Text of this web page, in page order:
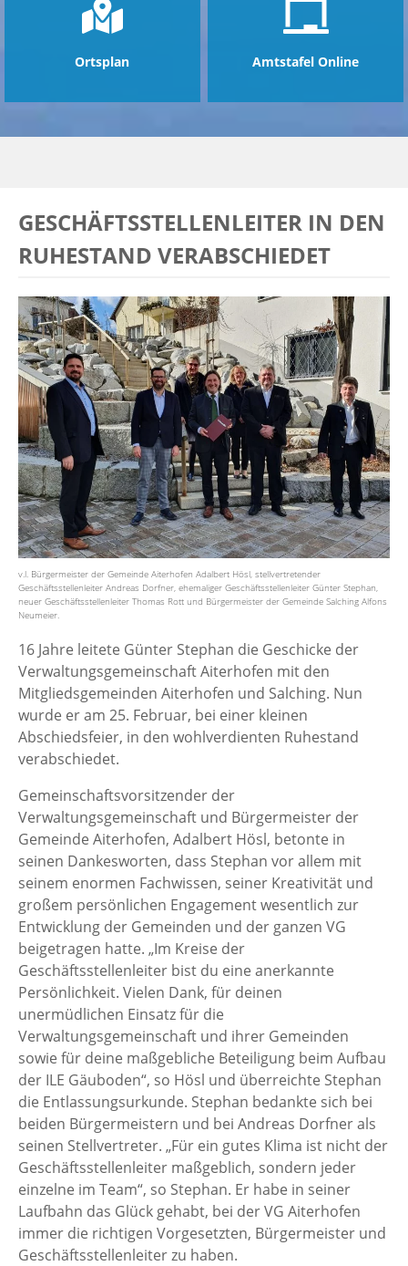
Ortsplan Amtstafel Online
GESCHÄFTSSTELLENLEITER IN DEN
RUHESTAND VERABSCHIEDET
v.l. Bürgermeister der Gemeinde Aiterhofen Adalbert Hösl, stellvertretender
Geschäftsstellenleiter Andreas Dorfner, ehemaliger Geschäftsstellenleiter Günter Stephan,
neuer Geschäftsstellenleiter Thomas Rott und Bürgermeister der Gemeinde Salching Alfons
Neumeier.
16 Jahre leitete Günter Stephan die Geschicke der
Verwaltungsgemeinschaft Aiterhofen mit den
Mitgliedsgemeinden Aiterhofen und Salching. Nun
wurde er am 25. Februar, bei einer kleinen
Abschiedsfeier, in den wohlverdienten Ruhestand
verabschiedet.
Gemeinschaftsvorsitzender der
Verwaltungsgemeinschaft und Bürgermeister der
Gemeinde Aiterhofen, Adalbert Hösl, betonte in
seinen Dankesworten, dass Stephan vor allem mit
seinem enormen Fachwissen, seiner Kreativität und
großem persönlichen Engagement wesentlich zur
Entwicklung der Gemeinden und der ganzen VG
beigetragen hatte. „Im Kreise der
Geschäftsstellenleiter bist du eine anerkannte
Persönlichkeit. Vielen Dank, für deinen
unermüdlichen Einsatz für die
Verwaltungsgemeinschaft und ihrer Gemeinden
sowie für deine maßgebliche Beteiligung beim Aufbau
der ILE Gäuboden“, so Hösl und überreichte Stephan
die Entlassungsurkunde. Stephan bedankte sich bei
beiden Bürgermeistern und bei Andreas Dorfner als
seinen Stellvertreter. „Für ein gutes Klima ist nicht der
Geschäftsstellenleiter maßgeblich, sondern jeder
einzelne im Team“, so Stephan. Er habe in seiner
Laufbahn das Glück gehabt, bei der VG Aiterhofen
immer die richtigen Vorgesetzten, Bürgermeister und
Geschäftsstellenleiter zu haben.